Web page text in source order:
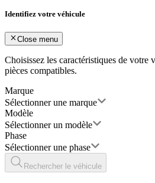
Identifiez votre véhicule
Close menu
Choisissez les caractéristiques de votre
pièces compatibles.
Marque
Sélectionner une marque
Modèle
Sélectionner un modèle
Phase
Sélectionner une phase
Rechercher le véhicule